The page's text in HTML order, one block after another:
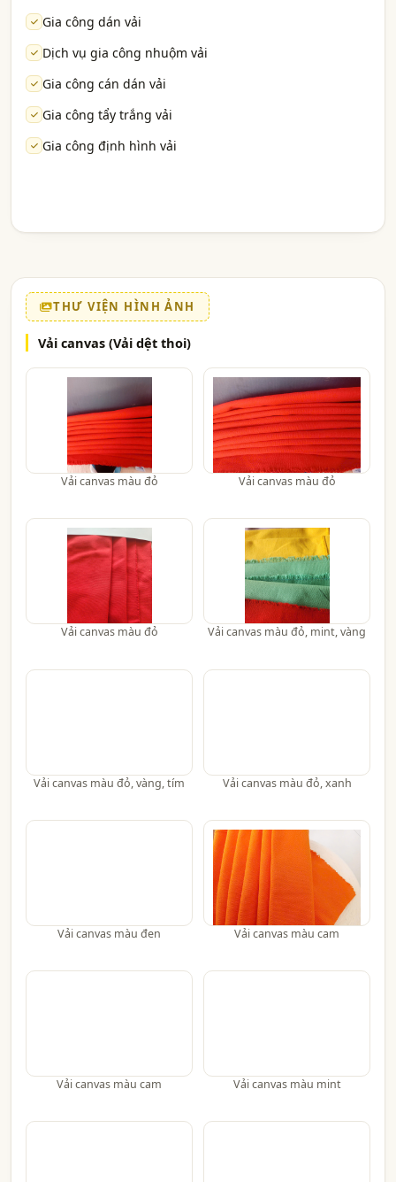
Gia công dán vải
Dịch vụ gia công nhuộm vải
Gia công cán dán vải
Gia công tẩy trắng vải
Gia công định hình vải
THƯ VIỆN HÌNH ẢNH
Vải canvas (Vải dệt thoi)
Vải canvas màu đỏ Vải canvas màu đỏ
Vải canvas màu đỏ Vải canvas màu đỏ, mint, vàng
Vải canvas màu đỏ, vàng, tím Vải canvas màu đỏ, xanh
Vải canvas màu đen Vải canvas màu cam
Vải canvas màu cam Vải canvas màu mint